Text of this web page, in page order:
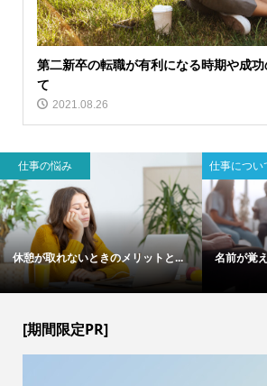
第二新卒の転職が有利になる時期や成
て
2021.08.26
仕事の悩み
休憩が取れないときのメリットと...
仕事につい
名前が覚
[期間限定PR]